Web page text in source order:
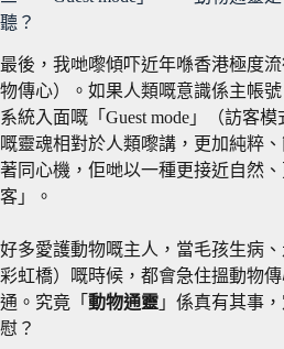
聽？
最後，我哋嚟傾吓近年喺香港極度流
物傳心）。如果人類嘅意識係主帳
系統入面嘅「Guest mode」（訪客
嘅靈魂相對於人類嚟講，更加純粹
著同心機，佢哋以一種更接近自然
客」。
好多愛護動物嘅主人，當毛孩生病
彩虹橋）嘅時候，都會急住搵動物
通。究竟「 動物通靈 」係真有其事
慰？